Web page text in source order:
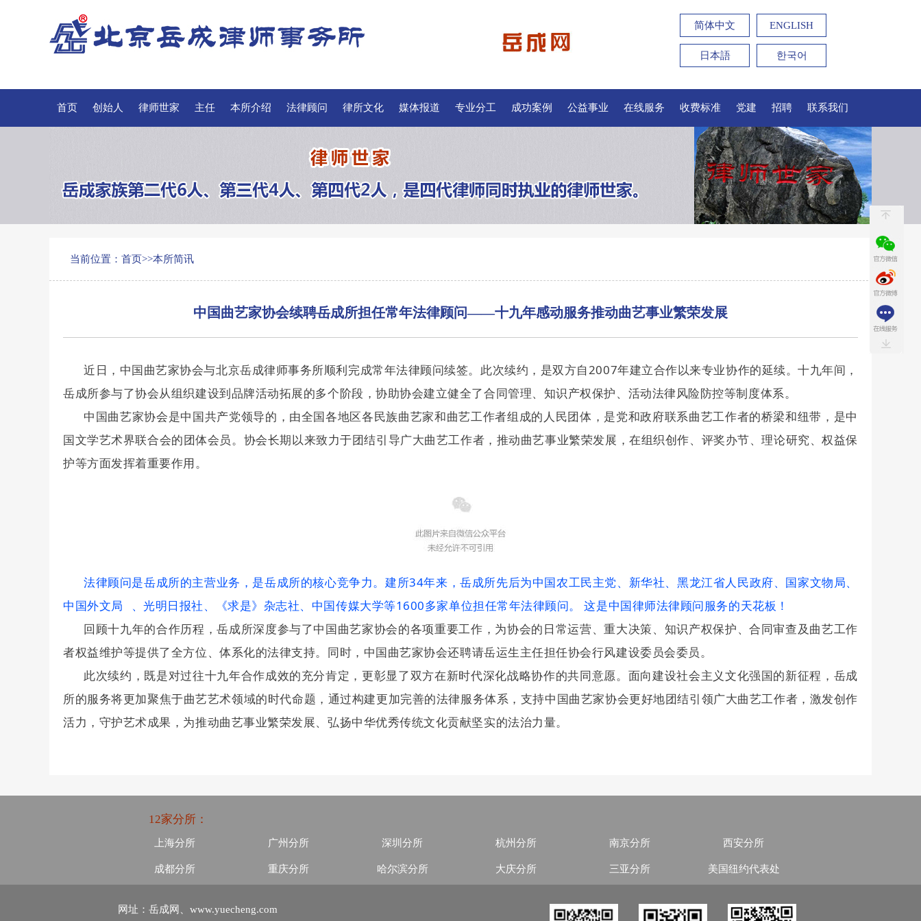
简体中文 ENGLISH
日本語 한국어
首页 创始人 律师世家 主任 本所介绍 法律顾问 律所文化 媒体报道 专业分工 成功案例 公益事业 在线服务 收费标准 党建 招聘 联系我们
当前位置： 首页>>本所简讯
中国曲艺家协会续聘岳成所担任常年法律顾问——十九年感动服务推动曲艺事业繁荣发展
近日，中国曲艺家协会与北京岳成律师事务所顺利完成常年法律顾问续签。此次续约，是双方自2007年建立合作以来专业协作的延续。十九年间，
岳成所参与了协会从组织建设到品牌活动拓展的多个阶段，协助协会建立健全了合同管理、知识产权保护、活动法律风险防控等制度体系。
中国曲艺家协会是中国共产党领导的，由全国各地区各民族曲艺家和曲艺工作者组成的人民团体，是党和政府联系曲艺工作者的桥梁和纽带，是中
国文学艺术界联合会的团体会员。 协会长期以来致力于团结引导广大曲艺工作者，推动曲艺事业繁荣发展，在组织创作、评奖办节、理论研究、权益保
护等方面发挥着重要作用。
法律顾问是岳成所的主营业务，是岳成所的核心竞争力。建所34年来，岳成所先后为中国农工民主党、新华社、黑龙江省人民政府、国家文物局、
中国外文局
、光明日报社、《求是》杂志社、中国传媒大学等1600多家单位担任常年法律顾问。 这是中国律师法律顾问服务的天花板！
回顾十九年的合作历程，岳成所深度参与了中国曲艺家协会的各项重要工作，为协会的日常运营、重大决策、知识产权保护、合同审查及曲艺工作
者权益维护等提供了全方位、体系化的法律支持。同时，中国曲艺家协会还聘请岳运生主任担任协会行风建设委员会委员。
此次续约，既是对过往十九年合作成效的充分肯定，更彰显了双方在新时代深化战略协作的共同意愿。面向建设社会主义文化强国的新征程，岳成
所的服务将更加聚焦于曲艺艺术领域的时代命题，通过构建更加完善的法律服务体系，支持中国曲艺家协会更好地团结引领广大曲艺工作者，激发创作
活力，守护艺术成果，为推动曲艺事业繁荣发展、弘扬中华优秀传统文化贡献坚实的法治力量。
12家分所：
上海分所 广州分所 深圳分所 杭州分所 南京分所 西安分所
成都分所 重庆分所 哈尔滨分所 大庆分所 三亚分所 美国纽约代表处
网址：岳成网、www.yuecheng.com